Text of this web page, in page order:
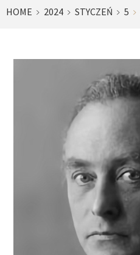
HOME 2024 STYCZEŃ 5